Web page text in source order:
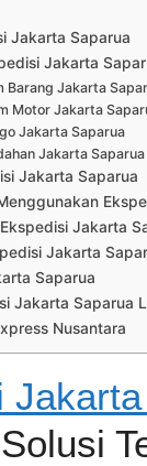
Jakarta Saparua
Jakarta
Barang Jakarta
Motor Jakarta
Jakarta Saparua
Jakarta Saparua
Jakarta Saparua
Jakarta
Jakarta
Saparua
Jakarta Saparua
Nusantara